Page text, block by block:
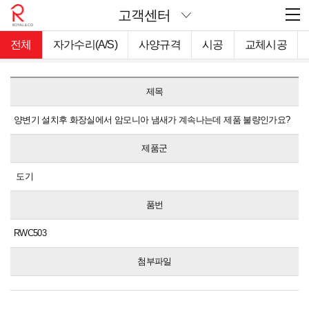
고객센터
전체 자가수리(A/S) 사양규격 시공 교체시공
제목
양변기 설치후 화장실에서 암모니아 냄새가 계속나는데 제품 불량인가요?
제품군
도기
품번
RWC503
첨부파일